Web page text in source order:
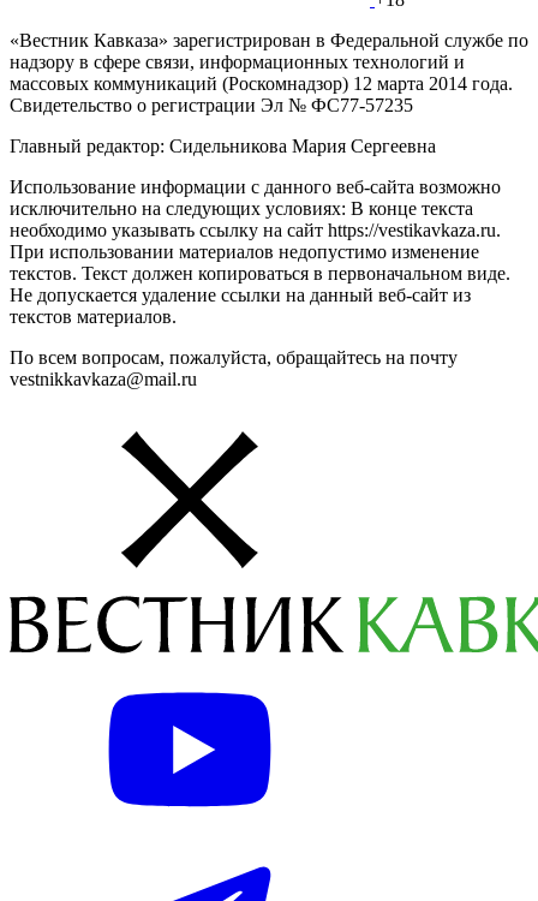
«Вестник Кавказа» зарегистрирован в Федеральной службе по
надзору в сфере связи, информационных технологий и
массовых коммуникаций (Роскомнадзор) 12 марта 2014 года.
Свидетельство о регистрации Эл № ФС77-57235
Главный редактор: Сидельникова Мария Сергеевна
Использование информации с данного веб-сайта возможно
исключительно на следующих условиях: В конце текста
необходимо указывать ссылку на сайт https://vestikavkaza.ru.
При использовании материалов недопустимо изменение
текстов. Текст должен копироваться в первоначальном виде.
Не допускается удаление ссылки на данный веб-сайт из
текстов материалов.
По всем вопросам, пожалуйста, обращайтесь на почту
vestnikkavkaza@mail.ru